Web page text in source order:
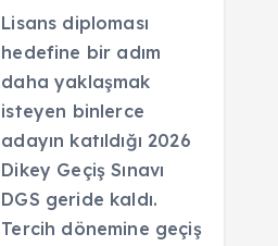
Lisans diploması
hedefine bir adım
daha yaklaşmak
isteyen binlerce
adayın katıldığı 2026
Dikey Geçiş Sınavı
DGS geride kaldı.
Tercih dönemine geçiş